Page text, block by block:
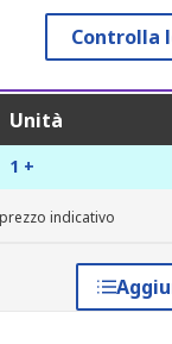
Controlla
Unità
1 +
indicativo